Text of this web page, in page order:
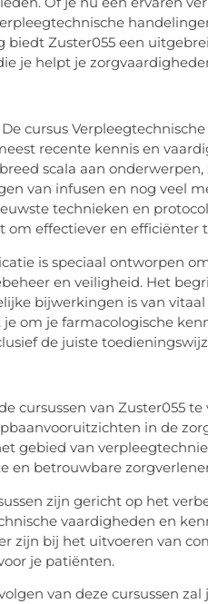
biedt Zuster055 een
je helpt je
cursus
recente kennis en
scala aan
van infusen en nog veel
technieken en
effectiever en efficiënter
is speciaal ontworpen
en veiligheid. Het
bijwerkingen is van
om je farmacologische
de juiste
cursussen van Zuster055
in de
gebied van
en betrouwbare
zijn gericht op het
vaardigheden en
zijn bij het uitvoeren van
je patiënten.
van deze cursussen